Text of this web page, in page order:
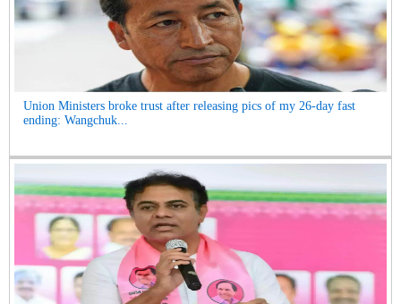
Union Ministers broke trust after releasing pics of my 26-day fast
ending: Wangchuk...